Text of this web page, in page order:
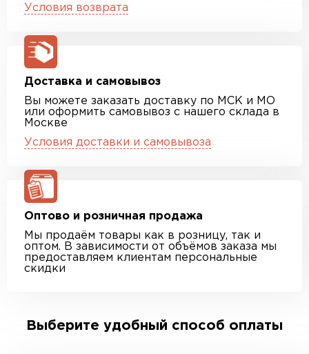
Условия возврата
Доставка и самовывоз
Вы можете заказать доставку по МСК и МО
или оформить самовывоз с нашего склада в
Москве
Условия доставки и самовывоза
Оптово и розничная продажа
Мы продаём товары как в розницу, так и
оптом. В зависимости от объёмов заказа мы
предоставляем клиентам персональные
скидки
Выберите удобный способ оплаты